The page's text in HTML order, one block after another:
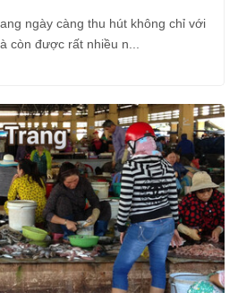
ngày càng thu hút không chỉ với
còn được rất nhiều n...